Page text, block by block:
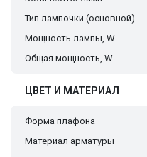
Тип лампочки (основной)
Мощность лампы, W
Общая мощность, W
ЦВЕТ И МАТЕРИАЛ
Форма плафона
Материал арматуры